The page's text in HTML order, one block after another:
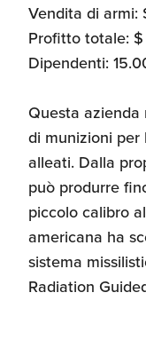
Vendita di armi:
Profitto totale: $
Dipendenti:
Questa
di munizioni per
alleati. Dalla
può produrre
piccolo calibro
americana ha
sistema
Radiation